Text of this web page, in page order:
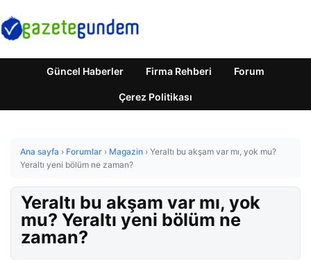
Güncel Haberler Firma Rehberi Forum
Çerez Politikası
Ana sayfa › Forumlar › Magazin › Yeraltı bu akşam var mı, yok mu?
Yeraltı yeni bölüm ne zaman?
Yeraltı bu akşam var mı, yok
mu? Yeraltı yeni bölüm ne
zaman?